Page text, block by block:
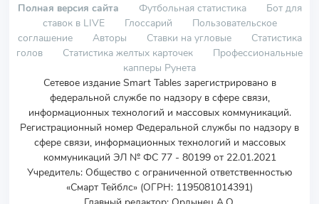
Полная версия сайта Футбольная статистика
Бот для
ставок в LIVE
Глоссарий
Пользовательское
соглашение
Авторы Ставки на угловые
Статистика
голов
Статистика желтых карточек
Профессиональные
капперы Рунета
Сетевое издание Smart Tables зарегистрировано в
федеральной службе по надзору в сфере связи,
информационных технологий и массовых коммуникаций.
Регистрационный номер Федеральной службы по надзору в
сфере связи, информационных технологий и массовых
коммуникаций ЭЛ № ФС 77 - 80199 от 22.01.2021
Учредитель: Общество с ограниченной ответственностью
«Смарт Тейблс» (ОГРН: 1195081014391)